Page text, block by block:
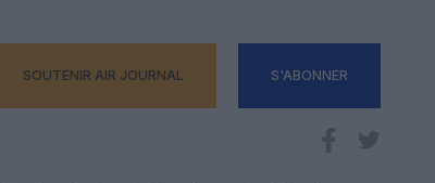
SOUTENIR AIR JOURNAL S'ABONNER